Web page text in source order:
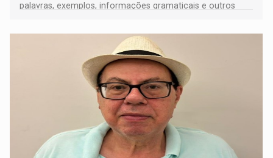
palavras, exemplos, informações gramaticais e outros